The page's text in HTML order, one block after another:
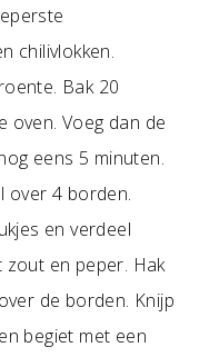
chilivlokken.
Bak 20
oven. Voeg dan de
eens 5 minuten.
over 4 borden.
en verdeel
en peper. Hak
de borden. Knijp
begiet met een